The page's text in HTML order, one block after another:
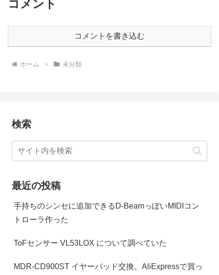
コメント
コメントを書き込む
ホーム 未分類
検索
最近の投稿
手持ちのシンセに追加できるD-BeamっぽいMIDIコン
トローラ作った
ToFセンサー VL53LOX について調べていた
MDR-CD900ST イヤーパッド交換。AliExpressで買っ